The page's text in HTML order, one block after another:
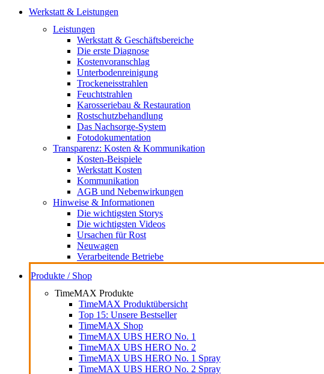
Werkstatt & Leistungen
Leistungen
Werkstatt & Geschäftsbereiche
Die erste Diagnose
Kostenvoranschlag
Unterbodenreinigung
Trockeneisstrahlen
Feuchtstrahlen
Karosseriebau & Restauration
Rostschutzbehandlung
Das Nachsorge-System
Fotodokumentation
Transparenz: Kosten & Kommunikation
Kosten-Beispiele
Werkstatt Kosten
Kommunikation
AGB und Nebenwirkungen
Hinweise & Informationen
Die wichtigsten Storys
Die wichtigsten Videos
Ursachen für Rost
Neuwagen
Verarbeitende Betriebe
Produkte / Shop
TimeMAX Produkte
TimeMAX Produktübersicht
Top 15: Unsere Bestseller
TimeMAX Shop
TimeMAX UBS HERO No. 1
TimeMAX UBS HERO No. 2
TimeMAX UBS HERO No. 1 Spray
TimeMAX UBS HERO No. 2 Spray